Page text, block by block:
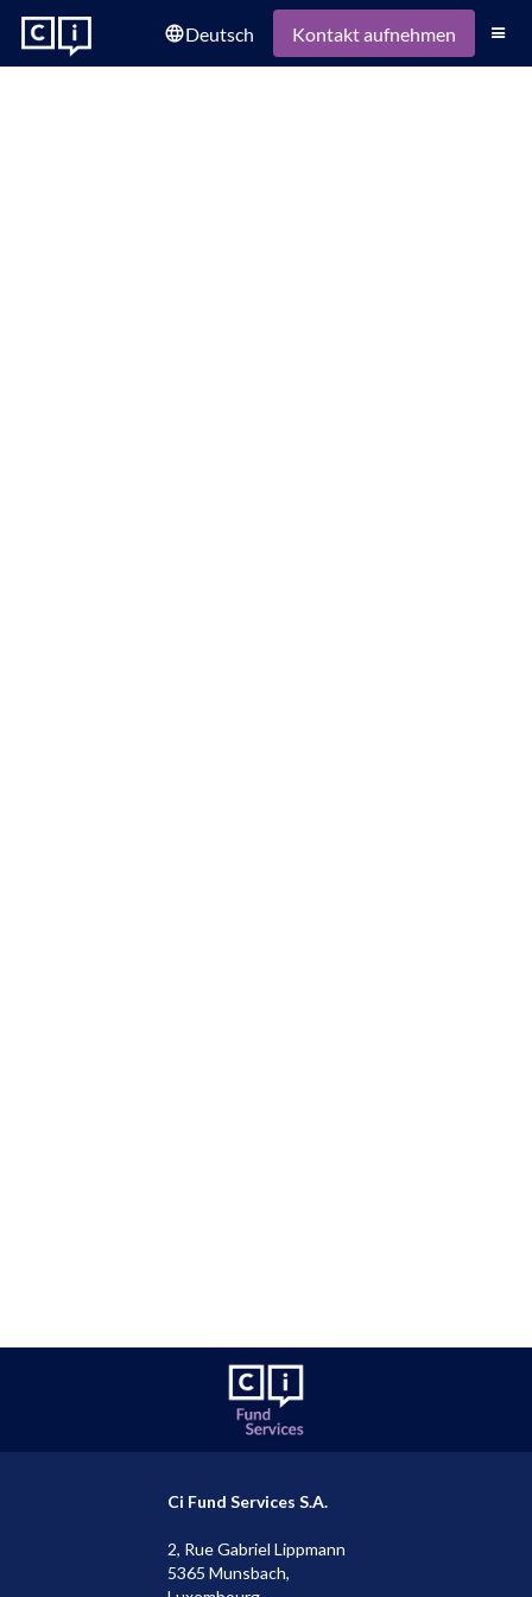
languageDeutsch Kontakt aufnehmen
Ci Fund Services S.A.
2, Rue Gabriel Lippmann
5365 Munsbach,